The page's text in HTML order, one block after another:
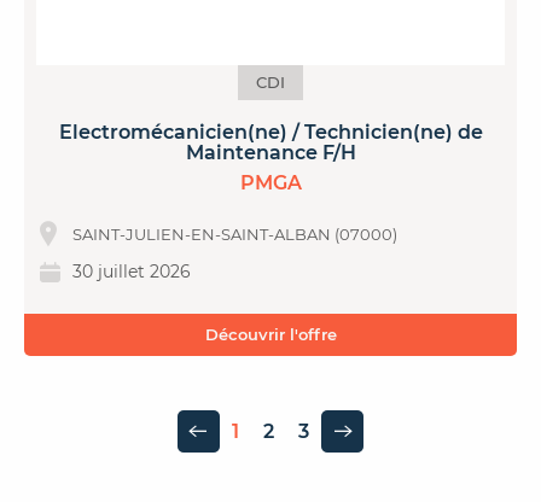
CDI
Electromécanicien(ne) / Technicien(ne) de
Maintenance F/H
PMGA
SAINT-JULIEN-EN-SAINT-ALBAN (07000)
30 juillet 2026
Découvrir l'offre
Page précédente 1 2 3 Page suivante